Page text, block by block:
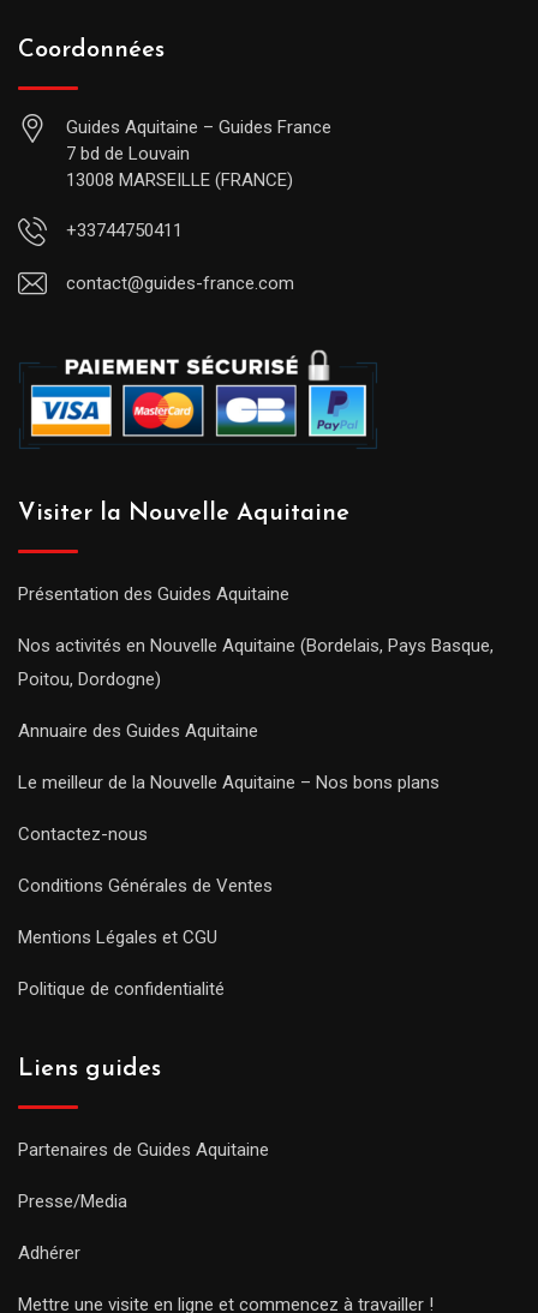
Coordonnées
Guides Aquitaine – Guides France
7 bd de Louvain
13008 MARSEILLE (FRANCE)
+33744750411
contact@guides-france.com
Visiter la Nouvelle Aquitaine
Présentation des Guides Aquitaine
Nos activités en Nouvelle Aquitaine (Bordelais, Pays Basque,
Poitou, Dordogne)
Annuaire des Guides Aquitaine
Le meilleur de la Nouvelle Aquitaine – Nos bons plans
Contactez-nous
Conditions Générales de Ventes
Mentions Légales et CGU
Politique de confidentialité
Liens guides
Partenaires de Guides Aquitaine
Presse/Media
Adhérer
Mettre une visite en ligne et commencez à travailler !